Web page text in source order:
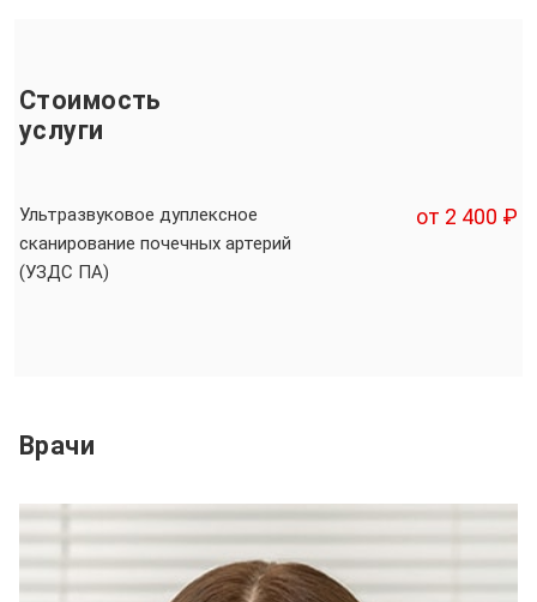
Стоимость
услуги
Ультразвуковое дуплексное
сканирование почечных артерий
(УЗДС ПА)
от 2 400 ₽
Врачи